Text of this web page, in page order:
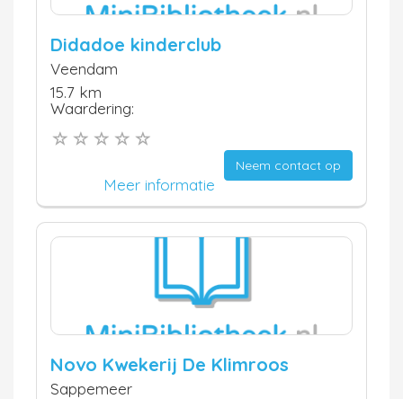
Didadoe kinderclub
Veendam
15.7 km
Waardering:
Neem contact op
Meer informatie
Novo Kwekerij De Klimroos
Sappemeer